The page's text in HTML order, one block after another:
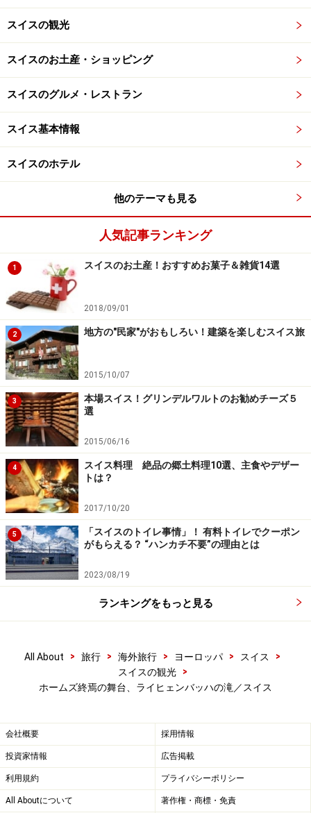
ださい。
スイスの観光
スイスのお土産・ショッピング
スイスのグルメ・レストラン
スイス基本情報
スイスのホテル
他のテーマも見る
人気記事ランキング
1 スイスのお土産！おすすめお菓子＆雑貨14選
2018/09/01
2 地方の"民家"がおもしろい！建築を楽しむスイス旅
2015/10/07
3
本場スイス！グリンデルワルトのお勧めチーズ５
選
2015/06/16
4
スイス料理 絶品の郷土料理10選、主食やデザー
トは？
2017/10/20
5
「スイスのトイレ事情」！ 有料トイレでクーポン
がもらえる？ “ハンカチ不要”の理由とは
2023/08/19
ランキングをもっと見る
All About > 旅行 > 海外旅行 > ヨーロッパ > スイス
>
スイスの観光
>
ホームズ終焉の舞台、ライヒェンバッハの滝／スイス
会社概要 採用情報
投資家情報 広告掲載
利用規約 プライバシーポリシー
All Aboutについて 著作権・商標・免責